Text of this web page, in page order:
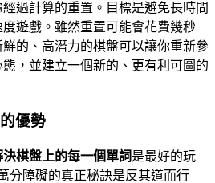
經過計算的重置。目標是避免長時間
遊戲。雖然重置可能會花費幾秒
的、高潛力的棋盤可以讓你重新參
，並建立一個新的、更有利可圖的
優勢
棋盤上的每一個單詞是最好的玩
分障礙的真正秘訣是反其道而行